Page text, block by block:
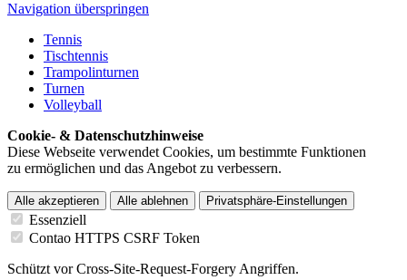
Navigation überspringen
Tennis
Tischtennis
Trampolinturnen
Turnen
Volleyball
Cookie- & Datenschutzhinweise
Diese Webseite verwendet Cookies, um bestimmte Funktionen
zu ermöglichen und das Angebot zu verbessern.
Alle akzeptieren Alle ablehnen Privatsphäre-Einstellungen
Essenziell
Contao HTTPS CSRF Token
Schützt vor Cross-Site-Request-Forgery Angriffen.